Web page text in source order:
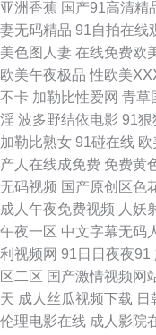
AV成人影视 九九干屄 少妇
后入视频 大香蕉AV导航网
品人妻久久 日本91视免费
播 色色干新网 亚洲淫色网
青久 豆花午夜 欧美美女内
91午夜黄色影院 成人四区
人婷婷影院 www473p 黑丝
亚洲香蕉 国产91高清精
妻无码精品 91自拍在线
美色图人妻 在线免费欧
欧美午夜极品 性欧美
不卡 加勒比性爱网 青草
淫 波多野结依电影 91狠
加勒比熟女 91碰在线 欧
产人在线成免费 免费黄
无码视频 国产原创区色
成人午夜免费视频 人妖
午夜一区 中文字幕无码
利视频网 91日日夜夜91
区二区 国产激情视频网
天 成人丝瓜视频下载 日
伦理电影在线 成人影院